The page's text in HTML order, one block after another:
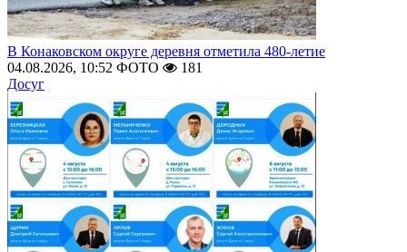
В Конаковском округе деревня отметила 480-летие
04.08.2026, 10:52 ФОТО
181
Досуг